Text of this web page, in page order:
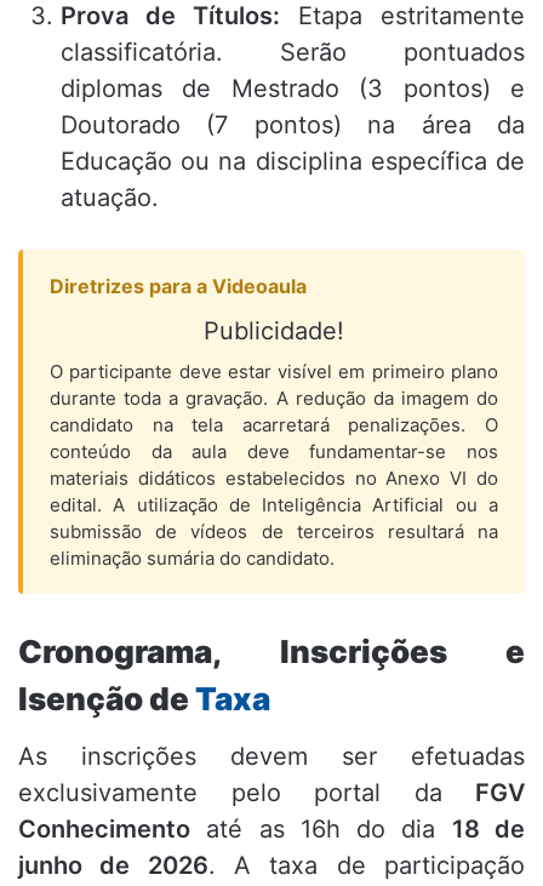
Prova de Títulos: Etapa estritamente
classificatória. Serão pontuados
diplomas de Mestrado (3 pontos) e
Doutorado (7 pontos) na área da
Educação ou na disciplina específica de
atuação.
Diretrizes para a Videoaula
Publicidade!
O participante deve estar visível em primeiro plano
durante toda a gravação. A redução da imagem do
candidato na tela acarretará penalizações. O
conteúdo da aula deve fundamentar-se nos
materiais didáticos estabelecidos no Anexo VI do
edital. A utilização de Inteligência Artificial ou a
submissão de vídeos de terceiros resultará na
eliminação sumária do candidato.
Cronograma, Inscrições e
Isenção deTaxa
As inscrições devem ser efetuadas
exclusivamente pelo portal da FGV
Conhecimento até as 16h do dia 18 de
junho de 2026. A taxa de participação